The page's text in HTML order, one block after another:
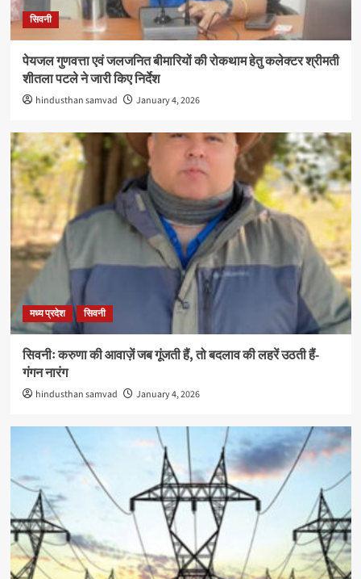
सिवनी
पेयजल गुणवत्ता एवं जलजनित बीमारियों की रोकथाम हेतु कलेक्टर श्रीमती
शीतला पटले ने जारी किए निर्देश
hindusthan samvad January 4, 2026
मध्य प्रदेश सिवनी
सिवनीः करुणा की आवाज़ें जब गूंजती हैं, तो बदलाव की लहरें उठती हैं-
गंगन नारंग
hindusthan samvad January 4, 2026